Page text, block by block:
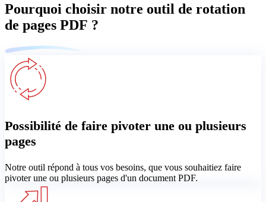
Pourquoi choisir notre outil de rotation
de pages PDF ?
Possibilité de faire pivoter une ou plusieurs
pages
Notre outil répond à tous vos besoins, que vous souhaitiez faire
pivoter une ou plusieurs pages d'un document PDF.